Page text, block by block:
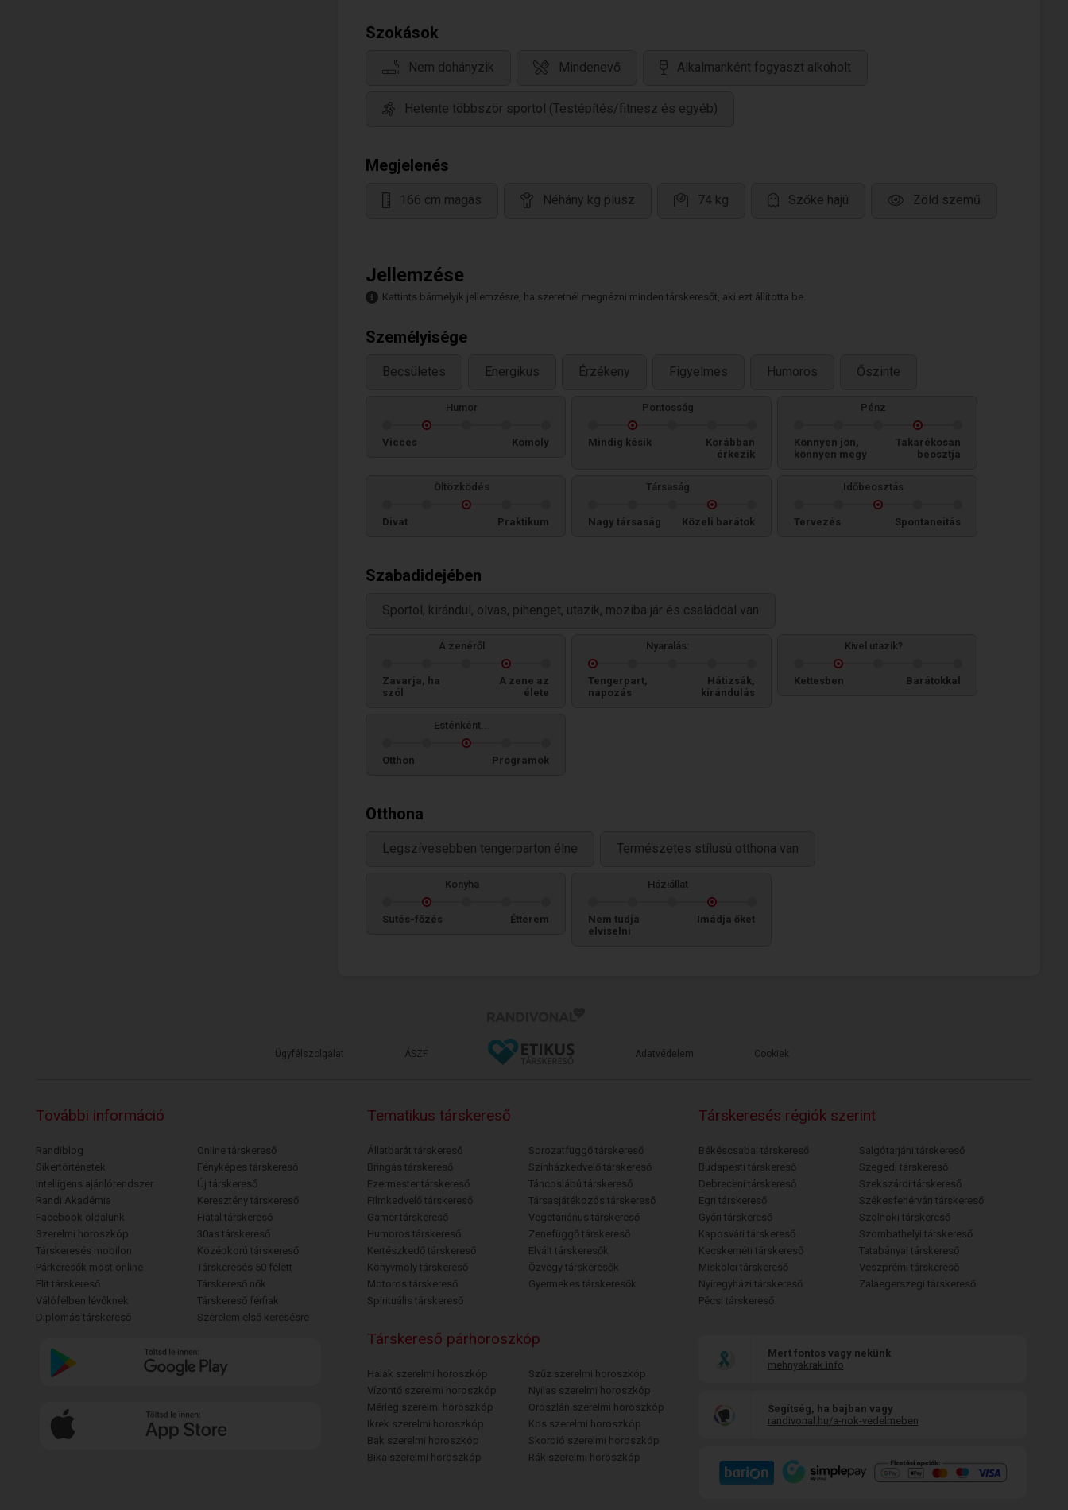
Szokások
Nem dohányzik Mindenevő Alkalmanként fogyaszt alkoholt
Hetente többször sportol (Testépítés/fitnesz és egyéb)
Megjelenés
166 cm magas Néhány kg plusz 74 kg Szőke hajú Zöld szemű
Jellemzése
Kattints bármelyik jellemzésre, ha szeretnél megnézni minden társkeresőt, aki ezt állította be.
Személyisége
Becsületes Energikus Érzékeny Figyelmes Humoros Őszinte
Humor
Vicces Komoly
Pontosság
Mindig késik
Korábban
érkezik
Pénz
Könnyen jön,
könnyen megy
Takarékosan
beosztja
Öltözködés
Divat Praktikum
Társaság
Nagy társaság Közeli barátok
Időbeosztás
Tervezés Spontaneitás
Szabadidejében
Sportol, kirándul, olvas, pihenget, utazik, moziba jár és családdal van
A zenéről
Zavarja, ha
szól
A zene az
élete
Nyaralás:
Tengerpart,
napozás
Hátizsák,
kirándulás
Kivel utazik?
Kettesben Barátokkal
Esténként...
Otthon Programok
Otthona
Legszívesebben tengerparton élne Természetes stílusú otthona van
Konyha
Sütés-főzés Étterem
Háziállat
Nem tudja
elviselni
Imádja őket
Ügyfélszolgálat ÁSZF Adatvédelem Cookiek
További információ
Randiblog
Sikertörténetek
Intelligens ajánlórendszer
Randi Akadémia
Facebook oldalunk
Szerelmi horoszkóp
Társkeresés mobilon
Párkeresők most online
Elit társkereső
Válófélben lévőknek
Diplomás társkereső
Online társkereső
Fényképes társkereső
Új társkereső
Keresztény társkereső
Fiatal társkereső
30as társkereső
Középkorú társkereső
Társkeresés 50 felett
Társkereső nők
Társkereső férfiak
Szerelem első keresésre
Tematikus társkereső
Állatbarát társkereső
Bringás társkereső
Ezermester társkereső
Filmkedvelő társkereső
Gamer társkereső
Humoros társkereső
Kertészkedő társkereső
Könyvmoly társkereső
Motoros társkereső
Spirituális társkereső
Sorozatfüggő társkereső
Színházkedvelő társkereső
Táncoslábú társkereső
Társasjátékozós társkereső
Vegetáriánus társkereső
Zenefüggő társkereső
Elvált társkeresők
Özvegy társkeresők
Gyermekes társkeresők
Társkeresés régiók szerint
Békéscsabai társkereső
Budapesti társkereső
Debreceni társkereső
Egri társkereső
Győri társkereső
Kaposvári társkereső
Kecskeméti társkereső
Miskolci társkereső
Nyíregyházi társkereső
Pécsi társkereső
Salgótarjáni társkereső
Szegedi társkereső
Szekszárdi társkereső
Székesfehérvári társkereső
Szolnoki társkereső
Szombathelyi társkereső
Tatabányai társkereső
Veszprémi társkereső
Zalaegerszegi társkereső
Társkereső párhoroszkóp
Halak szerelmi horoszkóp
Vízöntő szerelmi horoszkóp
Mérleg szerelmi horoszkóp
Ikrek szerelmi horoszkóp
Bak szerelmi horoszkóp
Bika szerelmi horoszkóp
Szűz szerelmi horoszkóp
Nyilas szerelmi horoszkóp
Oroszlán szerelmi horoszkóp
Kos szerelmi horoszkóp
Skorpió szerelmi horoszkóp
Rák szerelmi horoszkóp
Mert fontos vagy nekünk
mehnyakrak.info
Segítség, ha bajban vagy
randivonal.hu/a-nok-vedelmeben